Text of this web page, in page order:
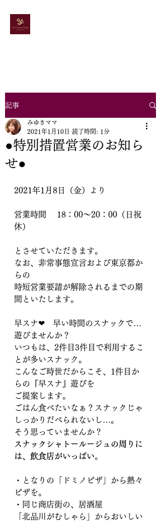
記事
●特別措置営業のお知ら
せ●
みゆきママ
2021年1月10日 読了時間: 1分
2021年1月8日（金）より
営業時間 　18：00～20：00（日祝
休）
とさせていただきます。
なお、非常事態宣言および東京都か
らの
時短営業要請が解除されるまでの期
間といたします。
早スナ❤　早い時間のスナックで…
遊びませんか？
いつもは、2件目3件目で利用するこ
とが多いスナック。
こんなご時世だからこそ、1件目か
らの『早スナ』遊びを
ご提案します。
ごはん食べたいなぁ？スナックじゃ
しっかりだべられないし…。
そう思っていませんか？
スナックシャトールージュの周りに
は、飲食店がいっぱい。
・となりの「ドミノピザ」から熱々
ピザを。
・同じ商店街の、居酒屋
「北品川がむしゃら」からおいしい